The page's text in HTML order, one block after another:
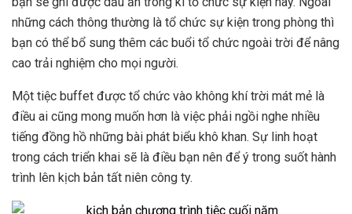
những cách thông thường là tổ chức sự kiện trong phòng thì
bạn có thể bổ sung thêm các buổi tổ chức ngoài trời để nâng
cao trải nghiệm cho mọi người.
Một tiệc buffet được tổ chức vào không khí trời mát mẻ là
điều ai cũng mong muốn hơn là việc phải ngồi nghe nhiều
tiếng đồng hồ những bài phát biểu khô khan. Sự linh hoạt
trong cách triển khai sẽ là điều bạn nên để ý trong suốt hành
trình lên kịch bản tất niên công ty.